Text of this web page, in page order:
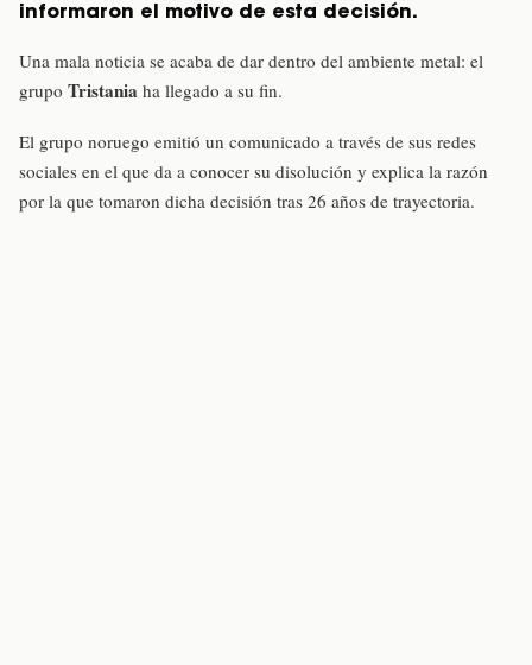
informaron el motivo de esta decisión.
Una mala noticia se acaba de dar dentro del ambiente metal: el
grupo Tristania ha llegado a su fin.
El grupo noruego emitió un comunicado a través de sus redes
sociales en el que da a conocer su disolución y explica la razón
por la que tomaron dicha decisión tras 26 años de trayectoria.